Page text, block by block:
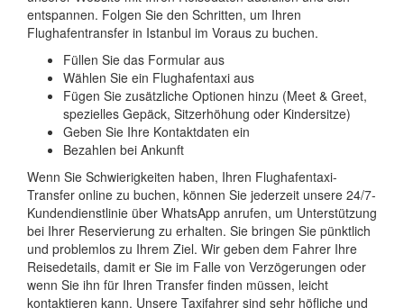
entspannen. Folgen Sie den Schritten, um Ihren
Flughafentransfer in Istanbul im Voraus zu buchen.
Füllen Sie das Formular aus
Wählen Sie ein Flughafentaxi aus
Fügen Sie zusätzliche Optionen hinzu (Meet & Greet,
spezielles Gepäck, Sitzerhöhung oder Kindersitze)
Geben Sie Ihre Kontaktdaten ein
Bezahlen bei Ankunft
Wenn Sie Schwierigkeiten haben, Ihren Flughafentaxi-
Transfer online zu buchen, können Sie jederzeit unsere 24/7-
Kundendienstlinie über WhatsApp anrufen, um Unterstützung
bei Ihrer Reservierung zu erhalten. Sie bringen Sie pünktlich
und problemlos zu Ihrem Ziel. Wir geben dem Fahrer Ihre
Reisedetails, damit er Sie im Falle von Verzögerungen oder
wenn Sie ihn für Ihren Transfer finden müssen, leicht
kontaktieren kann. Unsere Taxifahrer sind sehr höfliche und